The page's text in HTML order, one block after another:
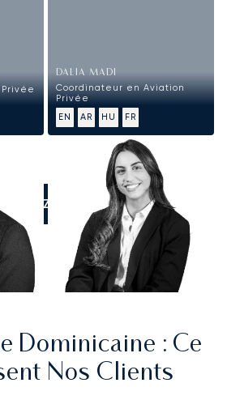
DALIA MADI
Coordinateur en Aviation
Privée
EN
AR HU FR
NOUS
Dominicaine : Ce
Nos Clients